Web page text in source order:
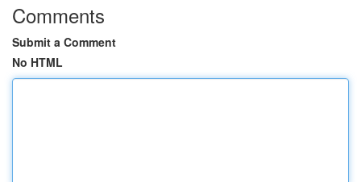
Comments
Submit a Comment
No HTML